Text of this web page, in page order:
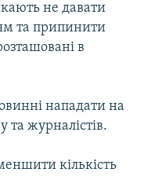
не давати
та припинити
в
нападати на
та журналістів.
кількість